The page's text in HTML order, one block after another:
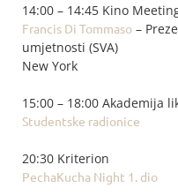
14:00 – 14:45 Kino
Francis Di Tommaso –
umjetnosti (SVA)
New York
15:00 – 18:00 Akademija
Studentske radionice
20:30 Kriterion
PechaKucha Night 1. dio